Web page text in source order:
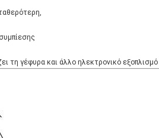
τη γέφυρα και άλλο ηλεκτρονικό εξοπλισμό